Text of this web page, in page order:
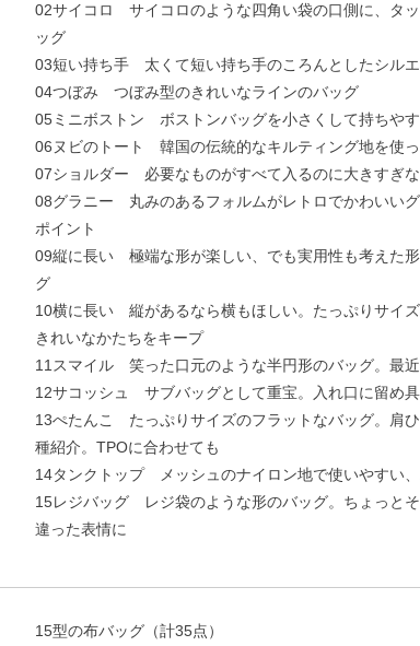
02サイコロ サイコロのような四角い袋の口側に、タ
ッグ
03短い持ち手 太くて短い持ち手のころんとしたシル
04つぼみ つぼみ型のきれいなラインのバッグ
05ミニボストン ボストンバッグを小さくして持ちや
06ヌビのトート 韓国の伝統的なキルティング地を使
07ショルダー 必要なものがすべて入るのに大きすぎ
08グラニー 丸みのあるフォルムがレトロでかわいい
ポイント
09縦に長い 極端な形が楽しい、でも実用性も考えた
グ
10横に長い 縦があるなら横もほしい。たっぷりサイ
きれいなかたちをキープ
11スマイル 笑った口元のような半円形のバッグ。最
12サコッシュ サブバッグとして重宝。入れ口に留め
13ぺたんこ たっぷりサイズのフラットなバッグ。肩
種紹介。TPOに合わせても
14タンクトップ メッシュのナイロン地で使いやすい
15レジバッグ レジ袋のような形のバッグ。ちょっと
違った表情に
15型の布バッグ（計35点）